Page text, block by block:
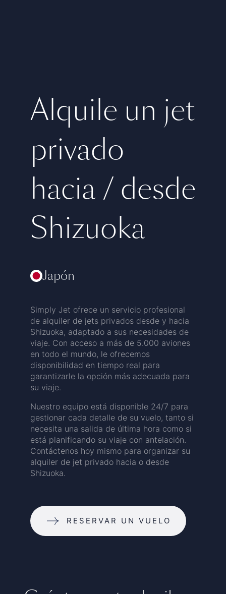
Alquile un jet
privado
hacia / desde
Shizuoka
Japón
Simply Jet ofrece un servicio profesional
de alquiler de jets privados desde y hacia
Shizuoka, adaptado a sus necesidades de
viaje. Con acceso a más de 5.000 aviones
en todo el mundo, le ofrecemos
disponibilidad en tiempo real para
garantizarle la opción más adecuada para
su viaje.
Nuestro equipo está disponible 24/7 para
gestionar cada detalle de su vuelo, tanto si
necesita una salida de última hora como si
está planificando su viaje con antelación.
Contáctenos hoy mismo para organizar su
alquiler de jet privado hacia o desde
Shizuoka.
RESERVAR UN VUELO